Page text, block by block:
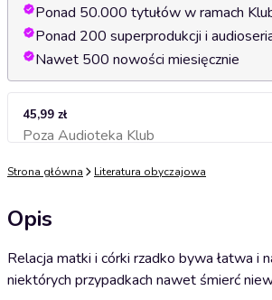
Ponad 50.000 tytułów w ramach
Ponad 200 superprodukcji i
Nawet 500 nowości miesięcznie
45,99 zł
Poza Audioteka KlubDodaj do koszyka
Strona główna Literatura obyczajowa
Opis
Relacja matki i córki rzadko bywa łatwa i
niektórych przypadkach nawet śmierć